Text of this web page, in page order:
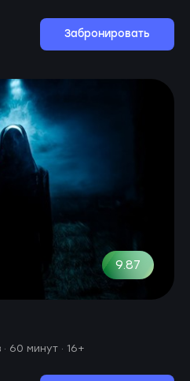
Забронировать
9.87
· 60 минут · 16+